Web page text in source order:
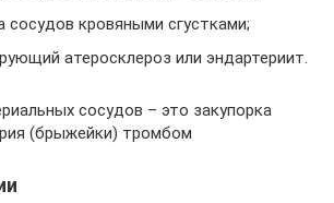
сосудов кровяными сгустками;
атеросклероз или эндартериит.
сосудов – это закупорка
(брыжейки) тромбом